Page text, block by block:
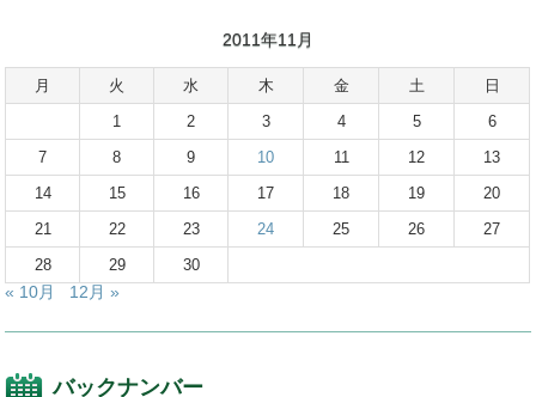
2011年11月
月 火 水 木 金 土
日
1
2 3 4 5
6
7
8 9 10 11 12
13
14
15 16 17 18 19
20
21
22 23 24 25 26
27
28
29 30
« 10月 12月 »
バックナンバー